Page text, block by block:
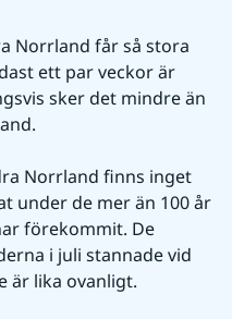
Norrland får så stora
ett par veckor är
sker det mindre än
Norrland finns inget
under de mer än 100 år
förekommit. De
i juli stannade vid
är lika ovanligt.